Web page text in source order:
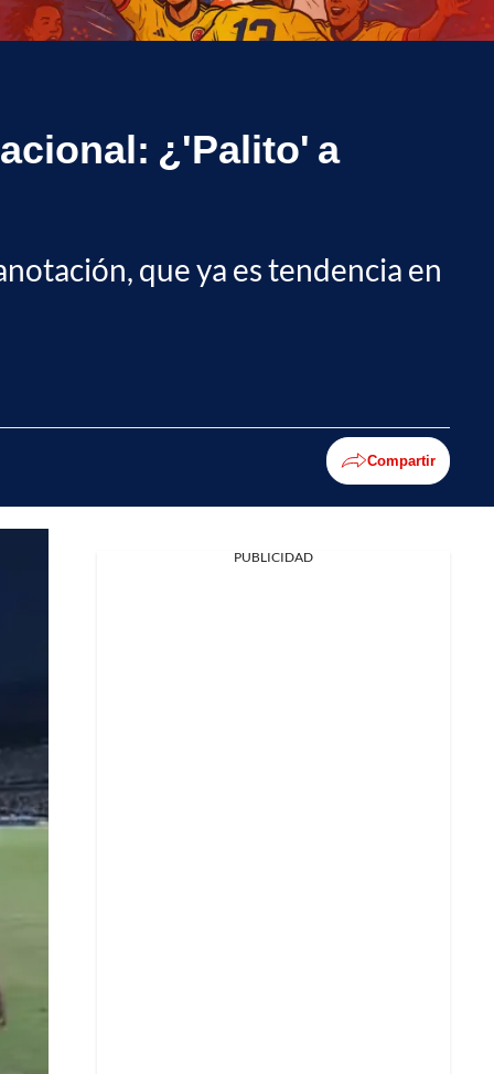
¿'Palito' a
que ya es tendencia en
Compartir
PUBLICIDAD